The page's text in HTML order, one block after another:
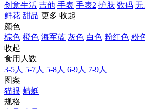
创意生活 吉他 手表 手表2 护肤 数码 无
鲜花 甜品 更多 收起
颜色
棕色 橙色 海军蓝 灰色 白色 粉红色 粉
收起
食用人数
3-5人 5-7人 5-8人 6-9人 7-9人
图案
猫眼 蜻蜓
规格